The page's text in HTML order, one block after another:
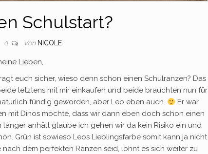
Schulstart?
0 Von NICOLE
Lieben,
euch sicher, wieso denn schon einen Schulranzen? Das
letztens mit mir einkaufen und beide brauchten nun für
fündig geworden, aber Leo eben auch.
Er war
mit Dinos möchte, dass wir dann eben doch schon einen
anhält glaube ich gehen wir da kein Risiko ein und
Grün ist sowieso Leos Lieblingsfarbe somit kann ja nicht
dem perfekten Ranzen seid, lohnt es sich weiter zu